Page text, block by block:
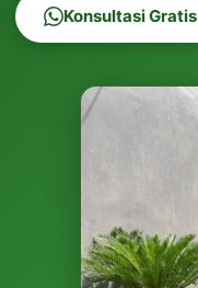
Konsultasi Gratis